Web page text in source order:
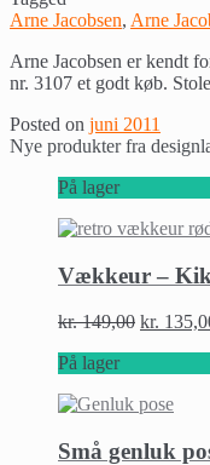
Arne Jacobsen, Arne
Arne Jacobsen er kendt
nr. 3107 et godt køb.
Posted on juni 2011
Nye produkter fra
På lager
Vækkeur –
kr.149,00 kr.
På lager
Små genluk